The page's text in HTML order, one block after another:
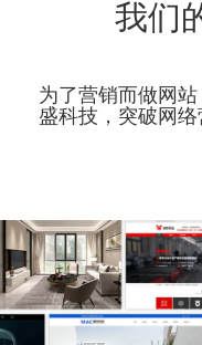
我们
为了营销而做网
盛科技，突破网